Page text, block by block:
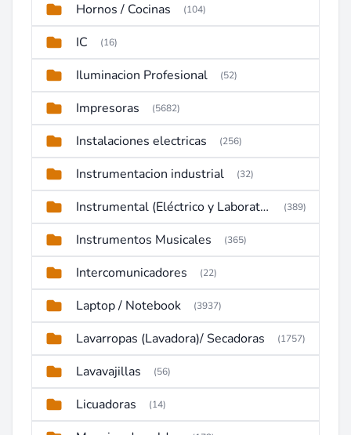
Hornos / Cocinas (104)
IC (16)
Iluminacion Profesional (52)
Impresoras (5682)
Instalaciones electricas (256)
Instrumentacion industrial (32)
Instrumental (Eléctrico y Laboratorio) (389)
Instrumentos Musicales (365)
Intercomunicadores (22)
Laptop / Notebook (3937)
Lavarropas (Lavadora)/ Secadoras (1757)
Lavavajillas (56)
Licuadoras (14)